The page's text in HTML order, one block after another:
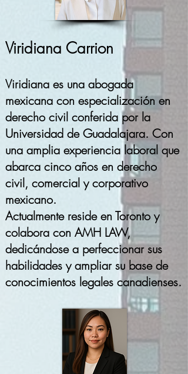
Viridiana Carrion
Viridiana es una abogada
mexicana con especialización en
derecho civil conferida por la
Universidad de Guadalajara. Con
una amplia experiencia laboral que
abarca cinco años en derecho
civil, comercial y corporativo
mexicano.
Actualmente reside en Toronto y
colabora con AMH LAW,
dedicándose a perfeccionar sus
habilidades y ampliar su base de
conocimientos legales canadienses.